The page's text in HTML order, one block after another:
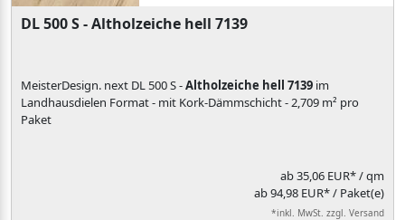
DL 500 S - Altholzeiche hell 7139
MeisterDesign. next DL 500 S -Altholzeiche hell 7139 im
Landhausdielen Format - mit Kork-Dämmschicht - 2,709 m² pro
Paket
ab35,06 EUR*/ qm
ab 94,98 EUR* / Paket(e)
*inkl. MwSt. zzgl. Versand